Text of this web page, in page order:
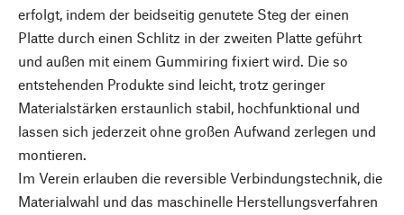
erfolgt, indem der beidseitig genutete Steg der einen
Platte durch einen Schlitz in der zweiten Platte geführt
und außen mit einem Gummiring fixiert wird. Die so
entstehenden Produkte sind leicht, trotz geringer
Materialstärken erstaunlich stabil, hochfunktional und
lassen sich jederzeit ohne großen Aufwand zerlegen und
montieren.
Im Verein erlauben die reversible Verbindungstechnik, die
Materialwahl und das maschinelle Herstellungsverfahren